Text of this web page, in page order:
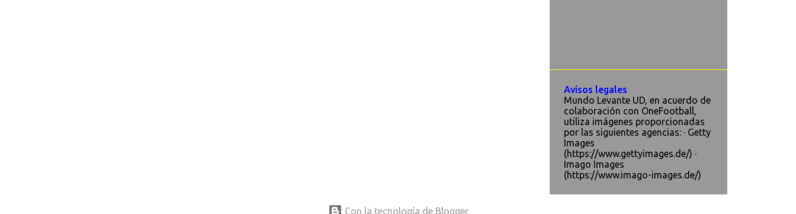
Avisos legales
Mundo Levante UD, en acuerdo de
colaboración con OneFootball,
utiliza imágenes proporcionadas
por las siguientes agencias: · Getty
Images
(https://www.gettyimages.de/) ·
Imago Images
(https://www.imago-images.de/)
Con la tecnología de Blogger